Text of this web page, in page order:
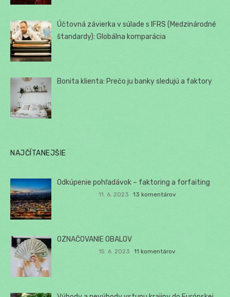
Účtovná závierka v súlade s IFRS (Medzinárodné
štandardy): Globálna komparácia
Bonita klienta: Prečo ju banky sledujú a faktory
NAJČÍTANEJŠIE
Odkúpenie pohľadávok – faktoring a forfaiting
11. 6. 2023 13 komentárov
OZNAČOVANIE OBALOV
15. 6. 2023 11 komentárov